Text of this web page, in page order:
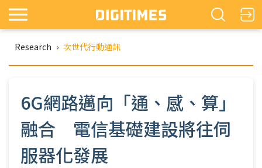
Research › 次世代行動通訊
6G網路邁向「通、感、算」
融合 電信基礎建設將往伺
服器化發展